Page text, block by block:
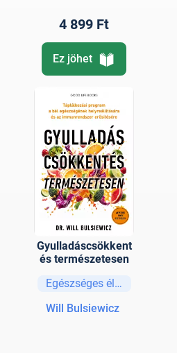
4 899 Ft
Ez jöhet
Gyulladáscsökkent
és természetesen
Egészséges életmód
Will Bulsiewicz